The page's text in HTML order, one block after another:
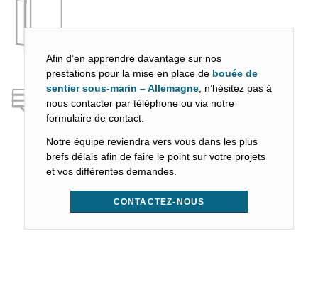
Afin d’en apprendre davantage sur nos
prestations pour la mise en place de bouée de
sentier sous-marin – Allemagne, n’hésitez pas à
nous contacter par téléphone ou via notre
formulaire de contact.
Notre équipe reviendra vers vous dans les plus
brefs délais afin de faire le point sur votre projets
et vos différentes demandes.
CONTACTEZ-NOUS